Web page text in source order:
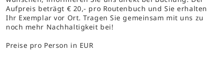
Aufpreis beträgt € 20,- pro Routenbuch und Sie erhalten
Ihr Exemplar vor Ort. Tragen Sie gemeinsam mit uns zu
noch mehr Nachhaltigkeit bei!
Preise pro Person in EUR